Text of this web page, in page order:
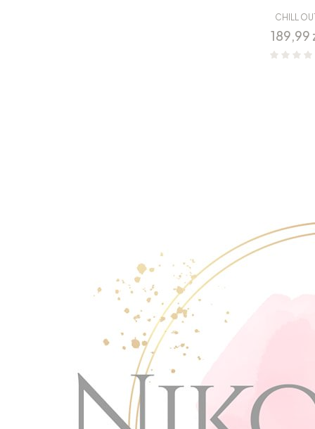
CHILL
Cena
189,99